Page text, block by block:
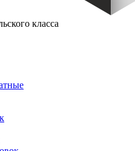
класса